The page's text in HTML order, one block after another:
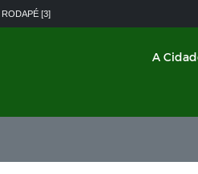
RODAPÉ [3]
A